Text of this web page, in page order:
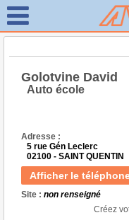
Golotvine David
Auto école
Adresse :
5 rue Gén Leclerc
02100 - SAINT QUENTIN
Afficher le
Site : non renseigné
Créez